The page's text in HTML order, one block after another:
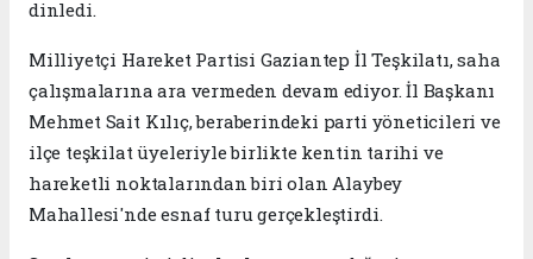
dinledi.
Milliyetçi Hareket Partisi Gaziantep İl Teşkilatı, saha
çalışmalarına ara vermeden devam ediyor. İl Başkanı
Mehmet Sait Kılıç, beraberindeki parti yöneticileri ve
ilçe teşkilat üyeleriyle birlikte kentin tarihi ve
hareketli noktalarından biri olan Alaybey
Mahallesi'nde esnaf turu gerçekleştirdi.